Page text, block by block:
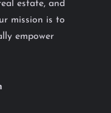
estate, and
mission is to
empower